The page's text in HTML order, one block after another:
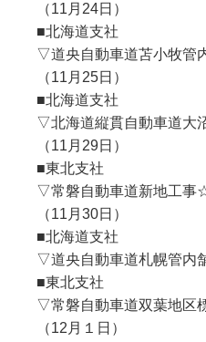
（11月24日）
■北海道支社
▽道央自動車道苫小牧管
（11月25日）
■北海道支社
▽北海道縦貫自動車道大
（11月29日）
■東北支社
▽常磐自動車道新地工事
（11月30日）
■北海道支社
▽道央自動車道札幌管内
■東北支社
▽常磐自動車道双葉地区
（12月１日）